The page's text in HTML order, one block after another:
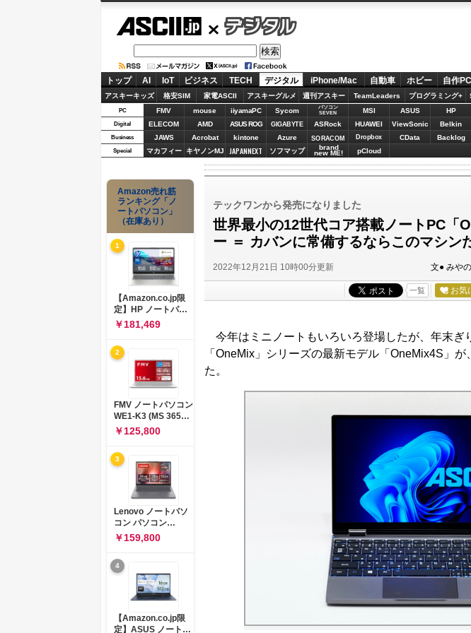
デジタル
トップ AI IoT ビジネス TECH デジタル iPhone/Mac 自動車 ホビー 自作PC
アスキーキッズ 格安SIM 家電ASCII アスキーグルメ 週刊アスキー TeamLeaders プログラミング+
PC FMV mouse iiyamaPC Sycom
パソコン
SEVEN
MSI ASUS HP
Digital ELECOM AMD ASUS ROG GIGABYTE ASRock HUAWEI ViewSonic Belkin
Business JAWS Acrobat kintone Azure SORACOM Dropbox CData Backlog
Special マカフィー キヤノンMJ JAPANNEXT ソフマップ brand
new ME! pCloud
テックワンから発売になりました
世界最小の12世代コア搭載ノートPC「
ー ＝ カバンに常備するならこのマシン
2022年12月21日 10時00分更新 文● みや
一覧 お気
今年はミニノートもいろいろ登場したが、年末ぎ
「OneMix」シリーズの最新モデル「OneMix4S」
た。
Amazon売れ筋
ランキング「ノ
ートパソコン」
（在庫あり）
1
【Amazon.co.jp限
定】HP ノートパソ
コン 15-fd 15.6イン
チ インテル Core 5
120U メモリ16GB
SSD512GB
Windows 11
Microsoft Office
2024搭載 WPS
Office搭載 カメラシ
ャッター 指紋認証 薄
型 Copilotキー搭載
ナチュラルシルバー
￥181,469
2
FMV ノートパソコン
WE1-K3 (MS 365
Personal/Copilotキ
ー搭載/Win 11/15.6
型/Core
i5/16GB/SSD
512GB/ホワイト)
FMVWK3E15W_AZ
￥125,800
3
Lenovo ノートパソ
コン パソコン
IdeaPad Slim 3 14.0
インチ AMD
Ryzen™ 5 8640HS
メモリ16GB
SSD512GB
Microsoft 365 試用
版 Windows11 バッ
テリー駆動12.6時間
重量1.39kg ルナグレ
￥159,800
4
【Amazon.co.jp限
定】ASUS ノートパ